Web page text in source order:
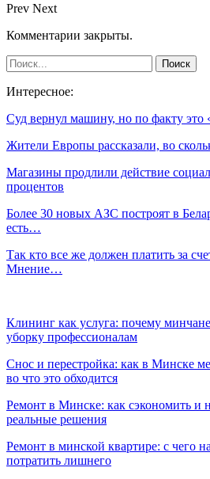
Prev Next
Комментарии закрыты.
Интересное:
Суд вернул машину, но по факту это
Жители Европы рассказали, во
Магазины продлили действие
процентов
Более 30 новых АЗС построят в
есть…
Так кто все же должен платить за
Мнение…
Клининг как услуга: почему
уборку профессионалам
Снос и перестройка: как в Минске
во что это обходится
Ремонт в Минске: как сэкономить и
реальные решения
Ремонт в минской квартире: с чего
потратить лишнего